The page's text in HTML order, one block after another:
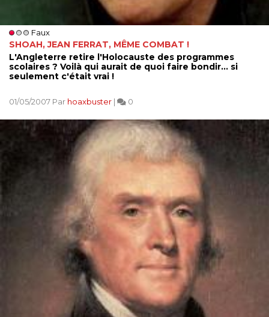
Faux
SHOAH, JEAN FERRAT, MÊME COMBAT !
L'Angleterre retire l'Holocauste des programmes
scolaires ? Voilà qui aurait de quoi faire bondir... si
seulement c'était vrai !
01/05/2007 Par hoaxbuster | 0